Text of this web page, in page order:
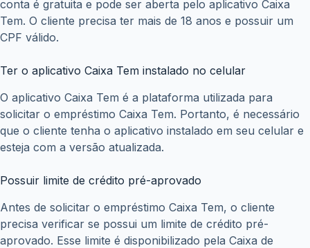
conta é gratuita e pode ser aberta pelo aplicativo Caixa
Tem. O cliente precisa ter mais de 18 anos e possuir um
CPF válido.
Ter o aplicativo Caixa Tem instalado no celular
O aplicativo Caixa Tem é a plataforma utilizada para
solicitar o empréstimo Caixa Tem. Portanto, é necessário
que o cliente tenha o aplicativo instalado em seu celular e
esteja com a versão atualizada.
Possuir limite de crédito pré-aprovado
Antes de solicitar o empréstimo Caixa Tem, o cliente
precisa verificar se possui um limite de crédito pré-
aprovado. Esse limite é disponibilizado pela Caixa de